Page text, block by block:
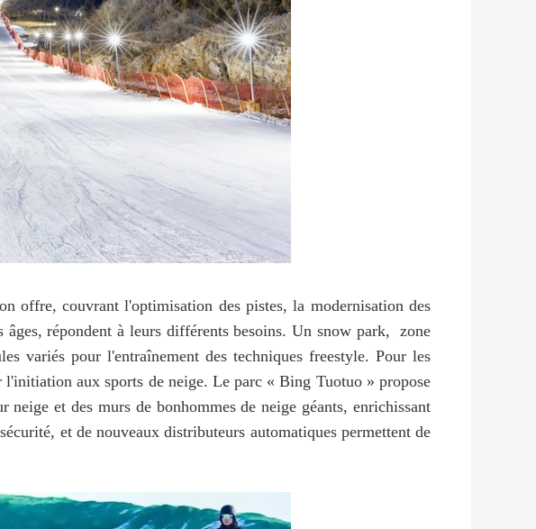
offre, couvrant l'optimisation des pistes, la modernisation des
âges, répondent à leurs différents besoins. Un snow park, zone
variés pour l'entraînement des techniques freestyle. Pour les
aux sports de neige. Le parc « Bing Tuotuo » propose
et des murs de bonhommes de neige géants, enrichissant
et de nouveaux distributeurs automatiques permettent de